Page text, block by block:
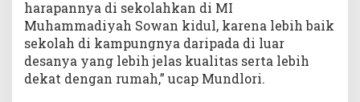
harapannya di sekolahkan di MI
Muhammadiyah Sowan kidul, karena lebih baik
sekolah di kampungnya daripada di luar
desanya yang lebih jelas kualitas serta lebih
dekat dengan rumah,” ucap Mundlori.